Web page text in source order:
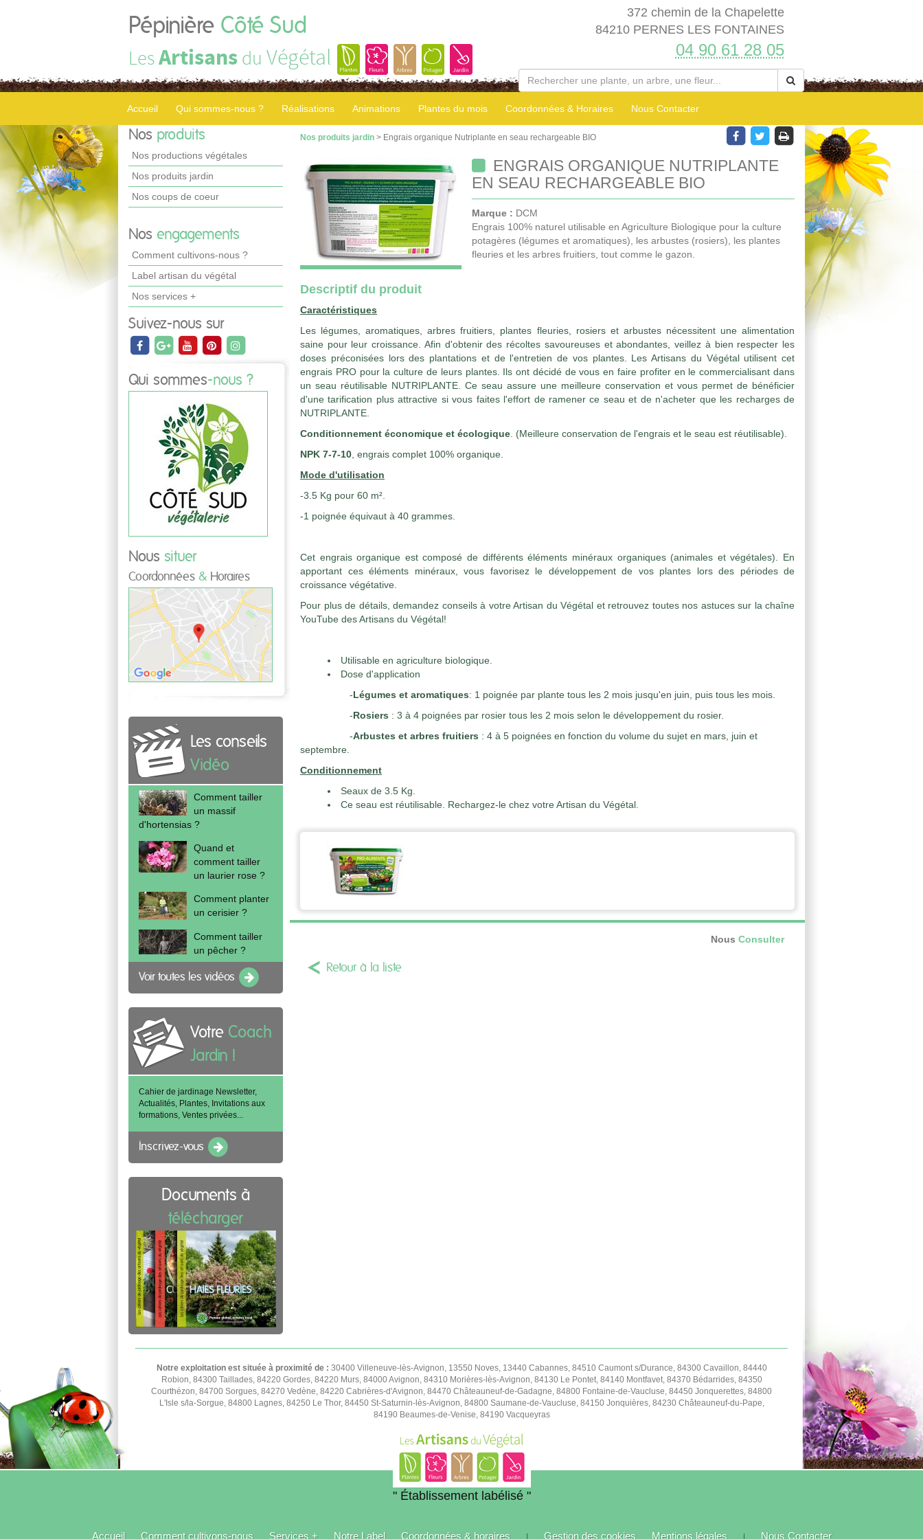
Pépinière Côté Sud
LesArtisans du Végétal
372 chemin de la Chapelette
84210 PERNES LES FONTAINES
04 90 61 28 05
Accueil Qui sommes-nous ? Réalisations Animations Plantes du mois Coordonnées & Horaires Nous Contacter
Nos produits
Nos productions végétales
Nos produits jardin
Nos coups de coeur
Nos engagements
Comment cultivons-nous ?
Label artisan du végétal
Nos services +
Suivez-nous sur
Qui sommes-nous ?
Nous situer
Coordonnées & Horaires
Les conseils
Vidéo
Comment tailler
un massif
d'hortensias ?
Quand et
comment tailler
un laurier rose ?
Comment planter
un cerisier ?
Comment tailler
un pêcher ?
Voir toutes les vidéos
Votre Coach
Jardin !
Cahier de jardinage Newsletter,
Actualités, Plantes, Invitations aux
formations, Ventes privées...
Inscrivez-vous
Documents à
télécharger
Nos produits jardin > Engrais organique Nutriplante en seau rechargeable BIO
ENGRAIS ORGANIQUE NUTRIPLANTE
EN SEAU RECHARGEABLE BIO
Marque : DCM
Engrais 100% naturel utilisable en Agriculture Biologique pour la culture
potagères (légumes et aromatiques), les arbustes (rosiers), les plantes
fleuries et les arbres fruitiers, tout comme le gazon.
Descriptif du produit
Caractéristiques
Les légumes, aromatiques, arbres fruitiers, plantes fleuries, rosiers et arbustes nécessitent une alimentation
saine pour leur croissance. Afin d'obtenir des récoltes savoureuses et abondantes, veillez à bien respecter les
doses préconisées lors des plantations et de l'entretien de vos plantes. Les Artisans du Végétal utilisent cet
engrais PRO pour la culture de leurs plantes. Ils ont décidé de vous en faire profiter en le commercialisant dans
un seau réutilisable NUTRIPLANTE. Ce seau assure une meilleure conservation et vous permet de bénéficier
d'une tarification plus attractive si vous faites l'effort de ramener ce seau et de n'acheter que les recharges de
NUTRIPLANTE.
Conditionnement économique et écologique . (Meilleure conservation de l'engrais et le seau est réutilisable).
NPK 7-7-10 , engrais complet 100% organique.
Mode d'utilisation
-3.5 Kg pour 60 m².
-1 poignée équivaut à 40 grammes.
Cet engrais organique est composé de différents éléments minéraux organiques (animales et végétales). En
apportant ces éléments minéraux, vous favorisez le développement de vos plantes lors des périodes de
croissance végétative.
Pour plus de détails, demandez conseils à votre Artisan du Végétal et retrouvez toutes nos astuces sur la chaîne
YouTube des Artisans du Végétal!
Utilisable en agriculture biologique.
Dose d'application
-Légumes et aromatiques: 1 poignée par plante tous les 2 mois jusqu'en juin, puis tous les mois.
-Rosiers : 3 à 4 poignées par rosier tous les 2 mois selon le développement du rosier.
-Arbustes et arbres fruitiers : 4 à 5 poignées en fonction du volume du sujet en mars, juin et
septembre.
Conditionnement
Seaux de 3.5 Kg.
Ce seau est réutilisable. Rechargez-le chez votre Artisan du Végétal.
Nous Consulter
Retour à la liste
Notre exploitation est située à proximité de : 30400 Villeneuve-lès-Avignon, 13550 Noves, 13440 Cabannes, 84510 Caumont s/Durance, 84300 Cavaillon, 84440
Robion, 84300 Taillades, 84220 Gordes, 84220 Murs, 84000 Avignon, 84310 Morières-lès-Avignon, 84130 Le Pontet, 84140 Montfavet, 84370 Bédarrides, 84350
Courthézon, 84700 Sorgues, 84270 Vedène, 84220 Cabrières-d'Avignon, 84470 Châteauneuf-de-Gadagne, 84800 Fontaine-de-Vaucluse, 84450 Jonquerettes, 84800
L'Isle s/la-Sorgue, 84800 Lagnes, 84250 Le Thor, 84450 St-Saturnin-lès-Avignon, 84800 Saumane-de-Vaucluse, 84150 Jonquières, 84230 Châteauneuf-du-Pape,
84190 Beaumes-de-Venise, 84190 Vacqueyras
" Établissement labélisé "
Accueil Comment cultivons-nous Services + Notre Label Coordonnées & horaires | Gestion des cookies Mentions légales | Nous Contacter